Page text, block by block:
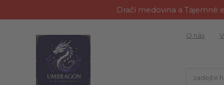
Dračí medovina a Tajemné
O nás